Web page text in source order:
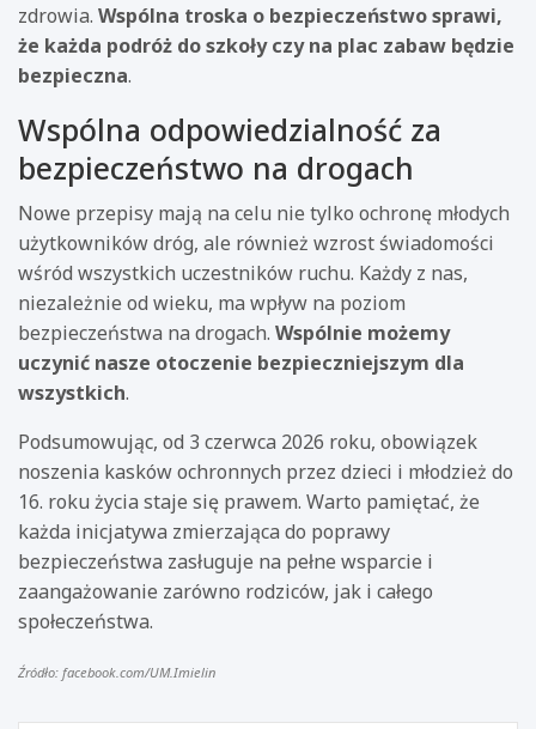
zdrowia. Wspólna troska o bezpieczeństwo sprawi,
że każda podróż do szkoły czy na plac zabaw będzie
bezpieczna.
Wspólna odpowiedzialność za
bezpieczeństwo na drogach
Nowe przepisy mają na celu nie tylko ochronę młodych
użytkowników dróg, ale również wzrost świadomości
wśród wszystkich uczestników ruchu. Każdy z nas,
niezależnie od wieku, ma wpływ na poziom
bezpieczeństwa na drogach. Wspólnie możemy
uczynić nasze otoczenie bezpieczniejszym dla
wszystkich.
Podsumowując, od 3 czerwca 2026 roku, obowiązek
noszenia kasków ochronnych przez dzieci i młodzież do
16. roku życia staje się prawem. Warto pamiętać, że
każda inicjatywa zmierzająca do poprawy
bezpieczeństwa zasługuje na pełne wsparcie i
zaangażowanie zarówno rodziców, jak i całego
społeczeństwa.
Źródło: facebook.com/UM.Imielin